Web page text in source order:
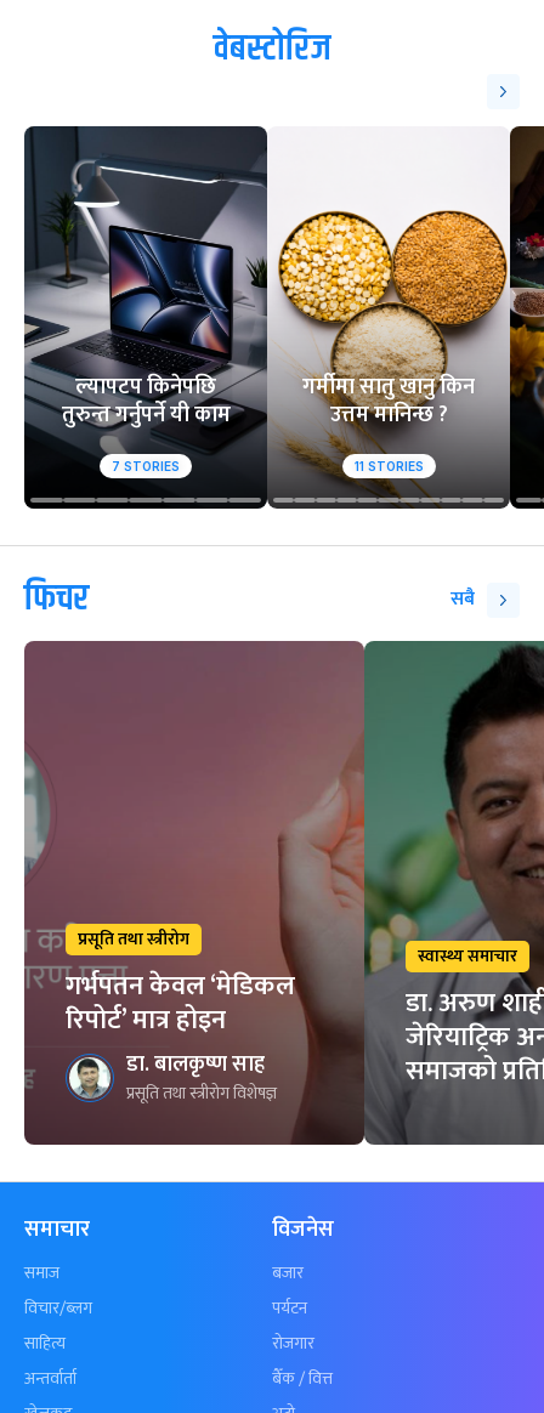
वेबस्टोरिज
ल्यापटप किनेपछि
तुरुन्त गर्नुपर्ने यी काम
7 STORIES
गर्मीमा सातु खानु किन
उत्तम मानिन्छ ?
11 STORIES
फिचर सबै
प्रसूति तथा स्त्रीरोग
गर्भपतन केवल ‘मेडिकल
रिपोर्ट’ मात्र होइन
डा. बालकृष्ण साह
प्रसूति तथा स्त्रीरोग विशेषज्ञ
स्वास्थ्य समाचार
डा. अरुण शाही
जेरियाट्रिक
समाजको
समाचार
समाज
विचार/ब्लग
साहित्य
अन्तर्वार्ता
विजनेस
बजार
पर्यटन
रोजगार
बैँक / वित्त